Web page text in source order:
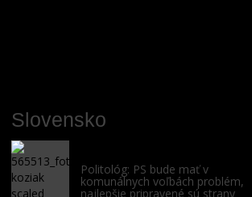
Slovensko
Politológ: PS bude mať v
komunálnych voľbách problém,
najlepšie pripravené sú strany